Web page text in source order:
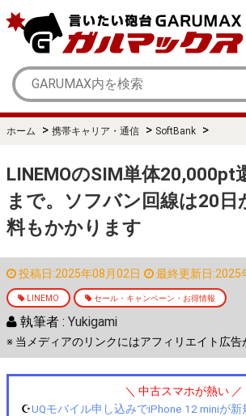
ホーム > 携帯キャリア・通信 > SoftBank >
LINEMOのSIM単体20,000pt
まで。ソフバン回線は20日
料もかかります
投稿日:2025年08月02日 最終更新日:2025
LINEMO セール・キャンペーン・お得情報
執筆者 : Yukigami
※ 当メディアのリンクにはアフィリエイト広告
＼ 中古スマホが熱い ／
☪️UQモバイル申し込みでiPhone 12 miniが